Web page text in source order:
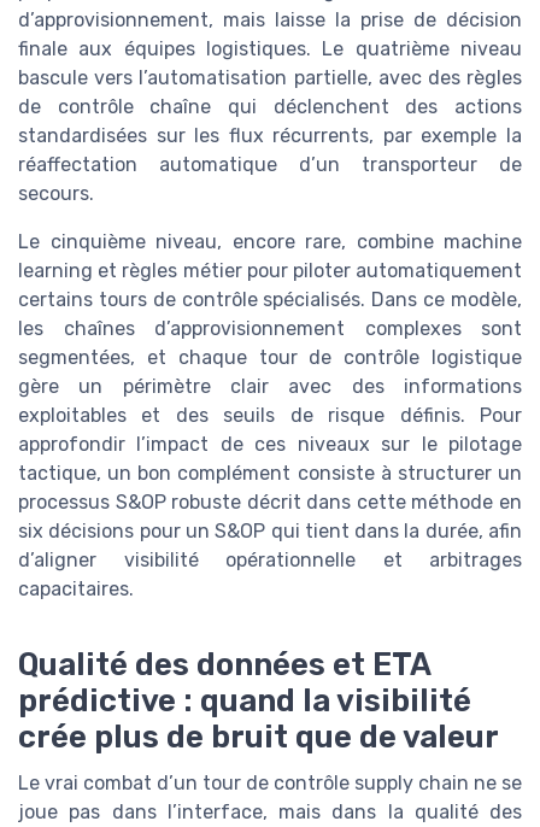
d’approvisionnement, mais laisse la prise de décision
finale aux équipes logistiques. Le quatrième niveau
bascule vers l’automatisation partielle, avec des règles
de contrôle chaîne qui déclenchent des actions
standardisées sur les flux récurrents, par exemple la
réaffectation automatique d’un transporteur de
secours.
Le cinquième niveau, encore rare, combine machine
learning et règles métier pour piloter automatiquement
certains tours de contrôle spécialisés. Dans ce modèle,
les chaînes d’approvisionnement complexes sont
segmentées, et chaque tour de contrôle logistique
gère un périmètre clair avec des informations
exploitables et des seuils de risque définis. Pour
approfondir l’impact de ces niveaux sur le pilotage
tactique, un bon complément consiste à structurer un
processus S&OP robuste décrit dans cette méthode en
six décisions pour un S&OP qui tient dans la durée, afin
d’aligner visibilité opérationnelle et arbitrages
capacitaires.
Qualité des données et ETA
prédictive : quand la visibilité
crée plus de bruit que de valeur
Le vrai combat d’un tour de contrôle supply chain ne se
joue pas dans l’interface, mais dans la qualité des